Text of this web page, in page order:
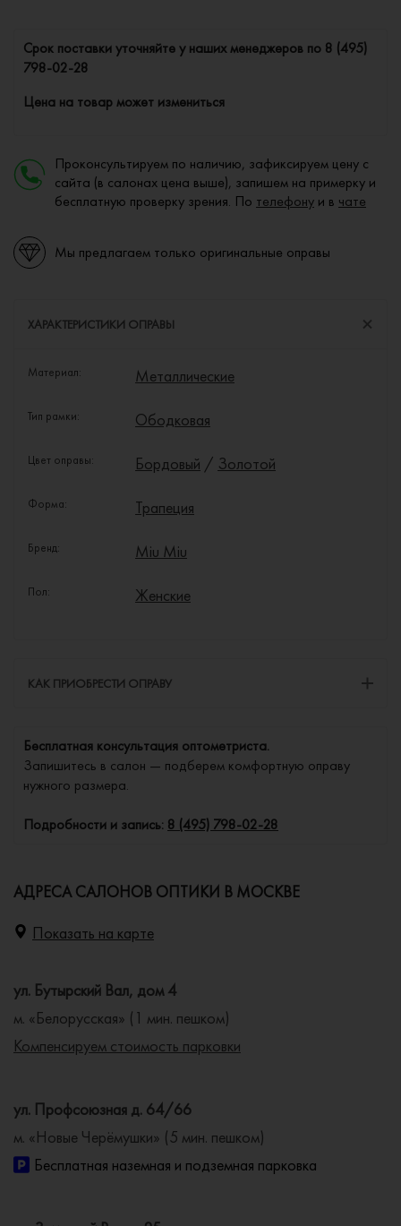
Cрок поставки уточняйте у наших менеджеров по 8 (495)
798-02-28
Цена на товар может измениться
Проконсультируем по наличию, зафиксируем цену с
сайта (в салонах цена выше), запишем на примерку и
бесплатную проверку зрения. По телефону и в чате
Мы предлагаем только оригинальные оправы
ХАРАКТЕРИСТИКИ ОПРАВЫ
Материал: Металлические
Тип рамки: Ободковая
Цвет оправы: Бордовый / Золотой
Форма: Трапеция
Бренд: Miu Miu
Пол: Женские
КАК ПРИОБРЕСТИ ОПРАВУ
Бесплатная консультация оптометриста.
Запишитесь в салон — подберем комфортную оправу
нужного размера.
Подробности и запись: 8 (495) 798-02-28
АДРЕСА САЛОНОВ ОПТИКИ В МОСКВЕ
Показать на карте
ул. Бутырский Вал, дом 4
м. «Белорусская» (1 мин. пешком)
Компенсируем стоимость парковки
ул. Профсоюзная д. 64/66
м. «Новые Черёмушки» (5 мин. пешком)
Бесплатная наземная и подземная парковка